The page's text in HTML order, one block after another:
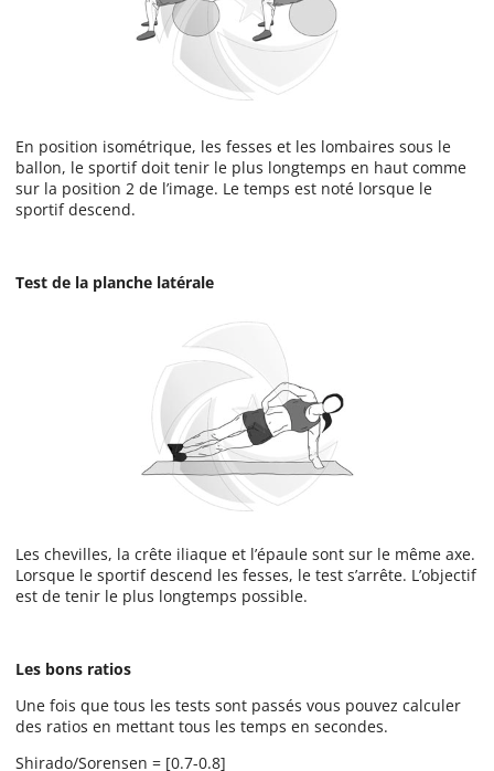
En position isométrique, les fesses et les lombaires sous le
ballon, le sportif doit tenir le plus longtemps en haut comme
sur la position 2 de l’image. Le temps est noté lorsque le
sportif descend.
Test de la planche latérale
Les chevilles, la crête iliaque et l’épaule sont sur le même axe.
Lorsque le sportif descend les fesses, le test s’arrête. L’objectif
est de tenir le plus longtemps possible.
Les bons ratios
Une fois que tous les tests sont passés vous pouvez calculer
des ratios en mettant tous les temps en secondes.
Shirado/Sorensen = [0.7-0.8]